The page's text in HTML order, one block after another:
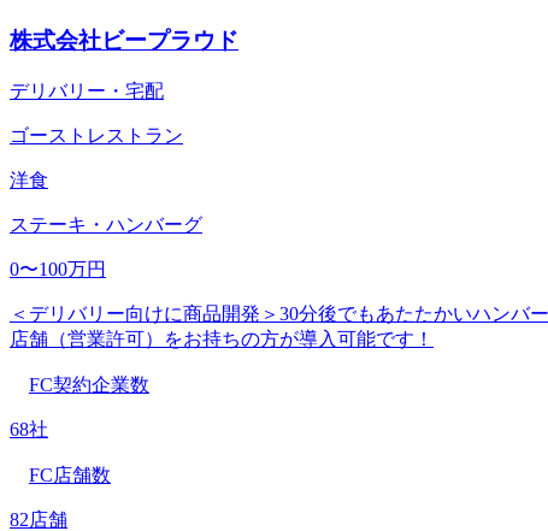
株式会社ビープラウド
デリバリー・宅配
ゴーストレストラン
洋食
ステーキ・ハンバーグ
0〜100万円
＜デリバリー向けに商品開発＞30分後でもあたたかいハン
店舗（営業許可）をお持ちの方が導入可能です！
FC契約企業数
68社
FC店舗数
82店舗